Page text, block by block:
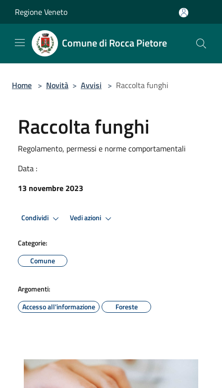
Regione Veneto
Comune di Rocca Pietore
Home > Novità > Avvisi > Raccolta funghi
Raccolta funghi
Regolamento, permessi e norme comportamentali
Data :
13 novembre 2023
Condividi Vedi azioni
Categorie:
Comune
Argomenti:
Accesso all'informazione
Foreste